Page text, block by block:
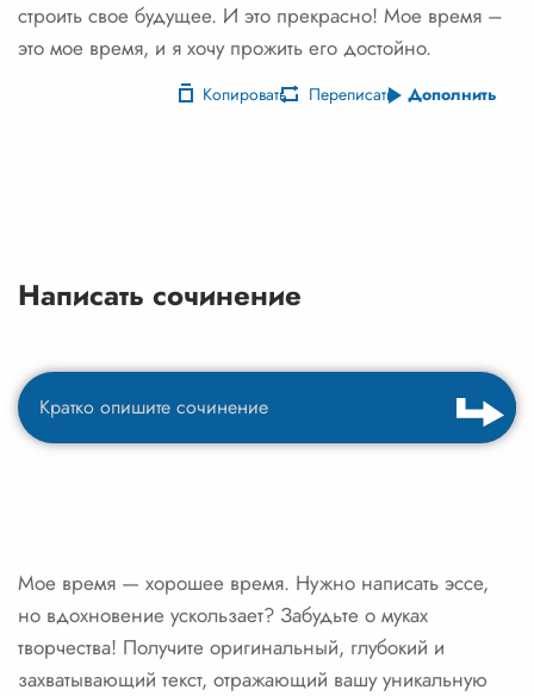
строить свое будущее. И это прекрасно! Мое время –
это мое время, и я хочу прожить его достойно.
Копировать Переписать Дополнить
Написать сочинение
Мое время — хорошее время. Нужно написать эссе,
но вдохновение ускользает? Забудьте о муках
творчества! Получите оригинальный, глубокий и
захватывающий текст, отражающий вашу уникальную